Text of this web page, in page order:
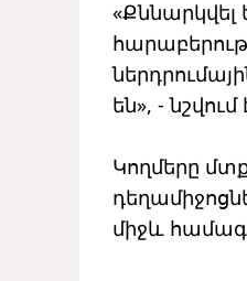
են», -
Կողմերը
միջև